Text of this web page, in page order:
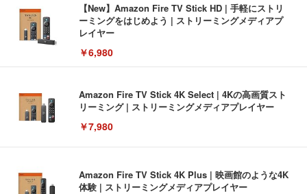
【New】Amazon Fire TV Stick HD | 手軽にストリ
ーミングをはじめよう | ストリーミングメディアプ
レイヤー
￥6,980
Amazon Fire TV Stick 4K Select | 4Kの高画質スト
リーミング | ストリーミングメディアプレイヤー
￥7,980
Amazon Fire TV Stick 4K Plus | 映画館のような4K
体験 | ストリーミングメディアプレイヤー